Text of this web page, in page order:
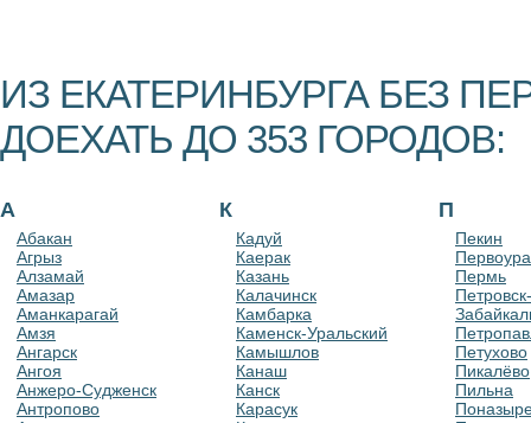
ИЗ ЕКАТЕРИНБУРГА БЕЗ
ДОЕХАТЬ ДО 353 ГОРОДОВ:
А
Абакан
Агрыз
Алзамай
Амазар
Аманкарагай
Амзя
Ангарск
Ангоя
Анжеро-Судженск
Антропово
К
Кадуй
Каерак
Казань
Калачинск
Камбарка
Каменск-Уральский
Камышлов
Канаш
Канск
Карасук
П
Пекин
Пермь
Петровск-
Петухово
Пикалёво
Пильна